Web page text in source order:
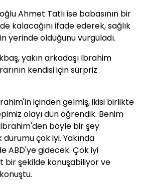
Ahmet Tatlı ise babasının bir
kalacağını ifade ederek, sağlık
yerinde olduğunu vurguladı.
yakın arkadaşı İbrahim
kendisi için sürpriz
içinden gelmiş, ikisi birlikte
olayı dün öğrendik. Benim
böyle bir şey
çok iyi. Yakında
ABD'ye gidecek. Çok iyi
bir şekilde konuşabiliyor ve